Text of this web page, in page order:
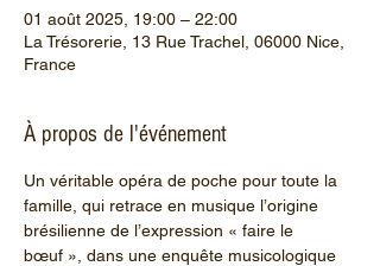
01 août 2025, 19:00 – 22:00
La Trésorerie, 13 Rue Trachel, 06000 Nice,
France
À propos de l'événement
Un véritable opéra de poche pour toute la
famille, qui retrace en musique l’origine
brésilienne de l’expression « faire le
bœuf », dans une enquête musicologique